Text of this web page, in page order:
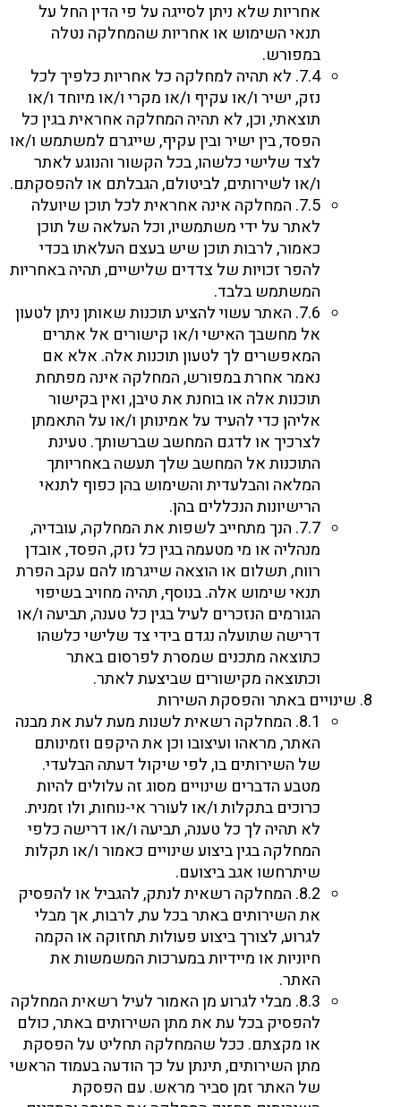
אחריות שלא ניתן לסייגה על פי הדין החל על
תנאי השימוש או אחריות שהמחלקה נטלה
במפורש.
7.4. לא תהיה למחלקה כל אחריות כלפיך לכל
נזק, ישיר ו/או עקיף ו/או מקרי ו/או מיוחד ו/או
תוצאתי, וכן, לא תהיה המחלקה אחראית בגין כל
הפסד, בין ישיר ובין עקיף, שייגרם למשתמש ו/או
לצד שלישי כלשהו, בכל הקשור והנוגע לאתר
ו/או לשירותים, לביטולם, הגבלתם או להפסקתם.
7.5. המחלקה אינה אחראית לכל תוכן שיועלה
לאתר על ידי משתמשיו, וכל העלאה של תוכן
כאמור, לרבות תוכן שיש בעצם העלאתו בכדי
להפר זכויות של צדדים שלישיים, תהיה באחריות
המשתמש בלבד.
7.6. האתר עשוי להציע תוכנות שאותן ניתן לטעון
אל מחשבך האישי ו/או קישורים אל אתרים
המאפשרים לך לטעון תוכנות אלה. אלא אם
נאמר אחרת במפורש, המחלקה אינה מפתחת
תוכנות אלה או בוחנת את טיבן, ואין בקישור
אליהן כדי להעיד על אמינותן ו/או על התאמתן
לצרכיך או לדגם המחשב שברשותך. טעינת
התוכנות אל המחשב שלך תעשה באחריותך
המלאה והבלעדית והשימוש בהן כפוף לתנאי
הרישיונות הנכללים בהן.
7.7. הנך מתחייב לשפות את המחלקה, עובדיה,
מנהליה או מי מטעמה בגין כל נזק, הפסד, אובדן
רווח, תשלום או הוצאה שייגרמו להם עקב הפרת
תנאי שימוש אלה. בנוסף, תהיה מחויב בשיפוי
הגורמים הנזכרים לעיל בגין כל טענה, תביעה ו/או
דרישה שתועלה נגדם בידי צד שלישי כלשהו
כתוצאה מתכנים שמסרת לפרסום באתר
וכתוצאה מקישורים שביצעת לאתר.
שינויים באתר והפסקת השירות
8.1. המחלקה רשאית לשנות מעת לעת את מבנה
האתר, מראהו ועיצובו וכן את היקפם וזמינותם
של השירותים בו, לפי שיקול דעתה הבלעדי.
מטבע הדברים שינויים מסוג זה עלולים להיות
כרוכים בתקלות ו/או לעורר אי-נוחות, ולו זמנית.
לא תהיה לך כל טענה, תביעה ו/או דרישה כלפי
המחלקה בגין ביצוע שינויים כאמור ו/או תקלות
שיתרחשו אגב ביצועם.
8.2. המחלקה רשאית לנתק, להגביל או להפסיק
את השירותים באתר בכל עת, לרבות, אך מבלי
לגרוע, לצורך ביצוע פעולות תחזוקה או הקמה
חיוניות או מיידיות במערכות המשמשות את
האתר.
8.3. מבלי לגרוע מן האמור לעיל רשאית המחלקה
להפסיק בכל עת את מתן השירותים באתר, כולם
או מקצתם. ככל שהמחלקה תחליט על הפסקת
מתן השירותים, תינתן על כך הודעה בעמוד הראשי
של האתר זמן סביר מראש. עם הפסקת